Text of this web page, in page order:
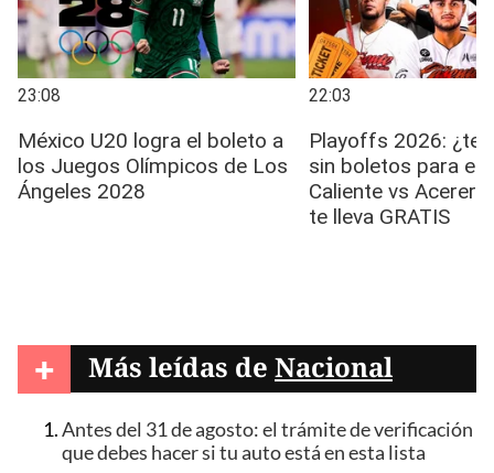
+ Más leídas de Nacional
Antes del 31 de agosto: el trámite de verificación
que debes hacer si tu auto está en esta lista